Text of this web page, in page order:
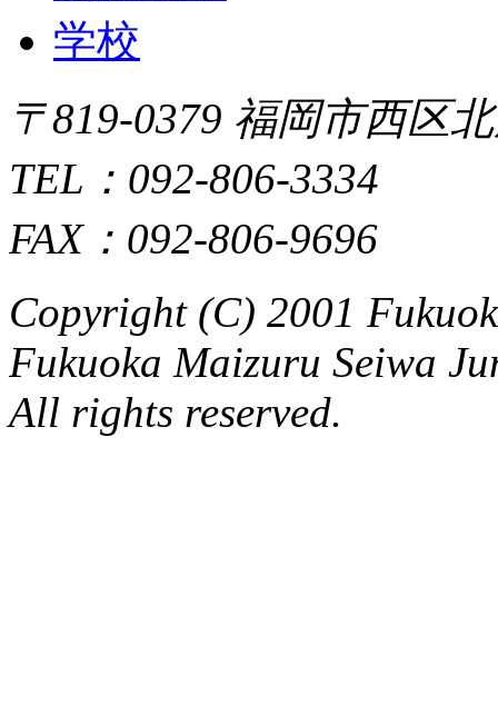
〒819-0379 福岡市西区
TEL：092-806-3334
FAX：092-806-9696
Copyright (C) 2001
Fukuoka Maizuru Seiwa
All rights reserved.